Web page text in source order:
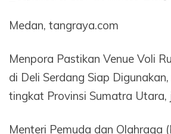
Medan, tangraya.com
Menpora Pastikan Venue Voli
di Deli Serdang Siap
tingkat Provinsi Sumatra Utara,
Menteri Pemuda dan Olahraga